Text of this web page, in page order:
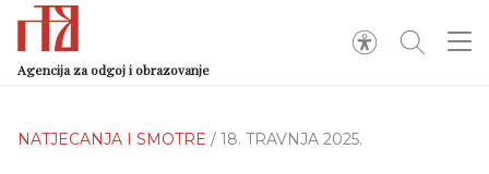
Agencija za odgoj i obrazovanje
NATJECANJA I SMOTRE / 18. TRAVNJA 2025.